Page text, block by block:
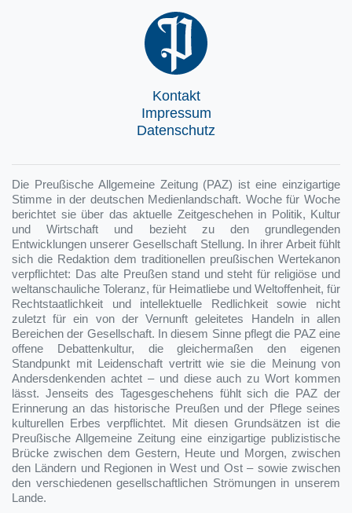
Kontakt
Impressum
Datenschutz
Die Preußische Allgemeine Zeitung (PAZ) ist eine einzigartige
Stimme in der deutschen Medienlandschaft. Woche für Woche
berichtet sie über das aktuelle Zeitgeschehen in Politik, Kultur
und Wirtschaft und bezieht zu den grundlegenden
Entwicklungen unserer Gesellschaft Stellung. In ihrer Arbeit fühlt
sich die Redaktion dem traditionellen preußischen Wertekanon
verpflichtet: Das alte Preußen stand und steht für religiöse und
weltanschauliche Toleranz, für Heimatliebe und Weltoffenheit, für
Rechtstaatlichkeit und intellektuelle Redlichkeit sowie nicht
zuletzt für ein von der Vernunft geleitetes Handeln in allen
Bereichen der Gesellschaft. In diesem Sinne pflegt die PAZ eine
offene Debattenkultur, die gleichermaßen den eigenen
Standpunkt mit Leidenschaft vertritt wie sie die Meinung von
Andersdenkenden achtet – und diese auch zu Wort kommen
lässt. Jenseits des Tagesgeschehens fühlt sich die PAZ der
Erinnerung an das historische Preußen und der Pflege seines
kulturellen Erbes verpflichtet. Mit diesen Grundsätzen ist die
Preußische Allgemeine Zeitung eine einzigartige publizistische
Brücke zwischen dem Gestern, Heute und Morgen, zwischen
den Ländern und Regionen in West und Ost – sowie zwischen
den verschiedenen gesellschaftlichen Strömungen in unserem
Lande.